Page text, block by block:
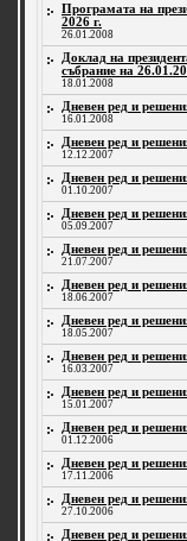
Програмата на
2026 г.
26.01.2008
Доклад на
събрание на
18.01.2008
Дневен ред и
16.01.2008
Дневен ред и
12.12.2007
Дневен ред и
01.10.2007
Дневен ред и
05.09.2007
Дневен ред и
21.07.2007
Дневен ред и
18.06.2007
Дневен ред и
18.05.2007
Дневен ред и
16.03.2007
Дневен ред и
15.01.2007
Дневен ред и
01.12.2006
Дневен ред и
17.11.2006
Дневен ред и
27.10.2006
Дневен ред и